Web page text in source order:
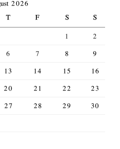
2026
T F S
S
1
2
6 7 8
9
13 14 15
16
20 21 22
23
27 28 29
30